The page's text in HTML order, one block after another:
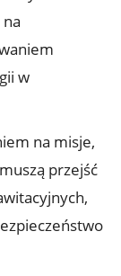
‌w
na ‌misje,
przejść